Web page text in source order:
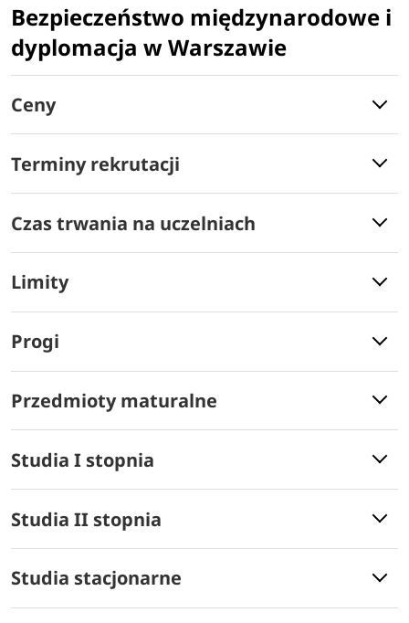
Bezpieczeństwo międzynarodowe i
dyplomacja w Warszawie
Ceny
Terminy rekrutacji
Czas trwania na uczelniach
Limity
Progi
Przedmioty maturalne
Studia I stopnia
Studia II stopnia
Studia stacjonarne